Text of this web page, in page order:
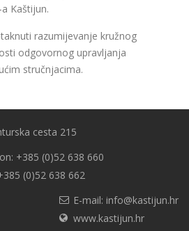
Kaštijun.
razumijevanje kružnog
odgovornog upravljanja
stručnjacima.
cesta 215
+385 (0)52 638 660
(0)52 638 662
E-mail: info@kastijun.hr
www.kastijun.hr